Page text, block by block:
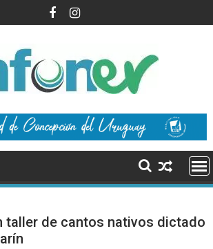
taller de cantos nativos dictado